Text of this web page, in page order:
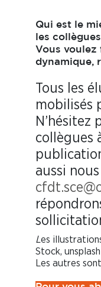
Qui est le
les
Vous voulez
dynamique,
Tous les
mobilisés
N’hésitez
collègues
aussi
Les
Stock,
Les autres